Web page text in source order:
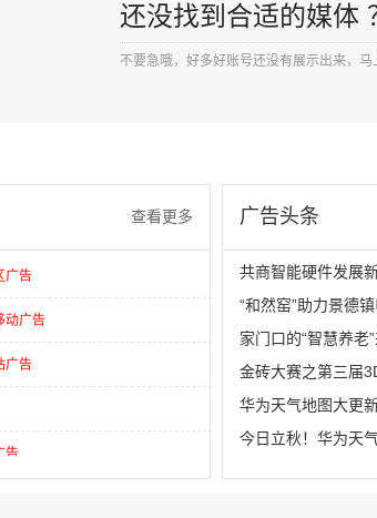
还没找到合适的媒体
不要急哦，好多好账号还没有展示出来，马
查看更多 广告头条
“和然窑”助力景德
华为天气地图大更